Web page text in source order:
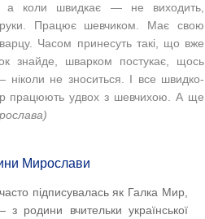
а коли швидкає — не виходить,
руки. Працює шевчиком. Має свою
Часом принесуть такі, що вже
знайде, шварком постукає, щось
ніколи не зноситься. І все швидко-
працюють удвох з шевчихою. А ще
Мирослави
підписувалась як Галка Мир,
родини вчительки української